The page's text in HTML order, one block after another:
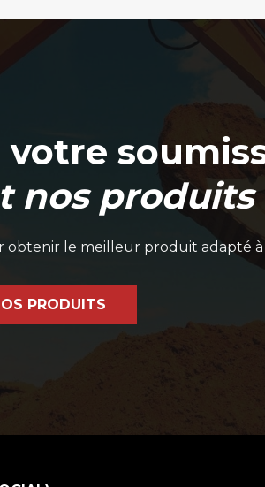
nos produits
le meilleur produit adapté à
PRODUITS